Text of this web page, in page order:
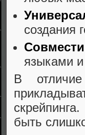
создания
языками и
В
быть